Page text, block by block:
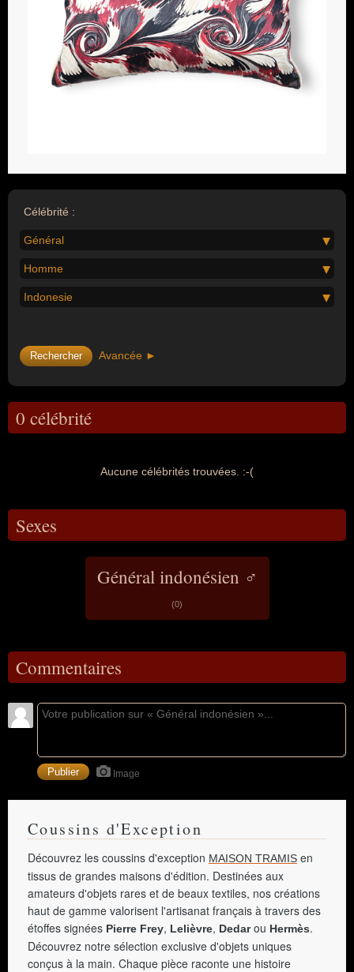
Célébrité :
Général
Homme
Indonesie
Avancée ►
0 célébrité
Aucune célébrités trouvées. :-(
Sexes
Général indonésien ♂
(0)
Commentaires
Image
Coussins d'Exception
Découvrez les coussins d'exception MAISON TRAMIS en
tissus de grandes maisons d'édition. Destinées aux
amateurs d'objets rares et de beaux textiles, nos créations
haut de gamme valorisent l'artisanat français à travers des
étoffes signées Pierre Frey, Lelièvre, Dedarou Hermès.
Découvrez notre sélection exclusive d'objets uniques
conçus à la main. Chaque pièce raconte une histoire